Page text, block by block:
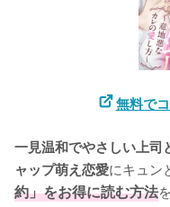
無料で
一見温和でやさしい上司
ャップ萌え恋愛にキュン
約」をお得に読む方法